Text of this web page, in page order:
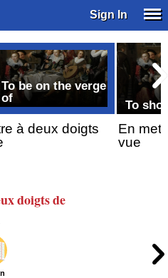
Sign In
To be on the verge
of
à deux doigts
To
En
vue
doigts de